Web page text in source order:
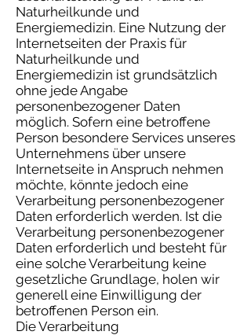
Naturheilkunde und
Energiemedizin. Eine Nutzung der
Internetseiten der Praxis für
Naturheilkunde und
Energiemedizin ist grundsätzlich
ohne jede Angabe
personenbezogener Daten
möglich. Sofern eine betroffene
Person besondere Services unseres
Unternehmens über unsere
Internetseite in Anspruch nehmen
möchte, könnte jedoch eine
Verarbeitung personenbezogener
Daten erforderlich werden. Ist die
Verarbeitung personenbezogener
Daten erforderlich und besteht für
eine solche Verarbeitung keine
gesetzliche Grundlage, holen wir
generell eine Einwilligung der
betroffenen Person ein.
Die Verarbeitung